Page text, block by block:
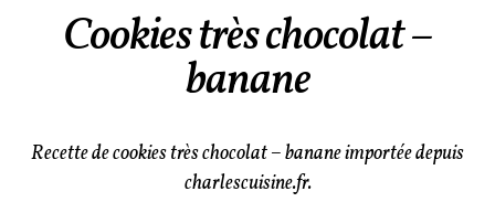
Cookies très chocolat –
banane
Recette de cookies très chocolat – banane importée depuis
charlescuisine.fr.